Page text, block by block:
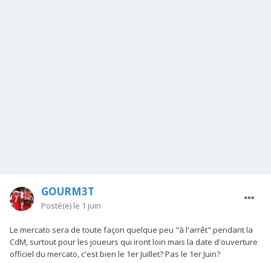
GOURM3T
Posté(e) le 1 juin
Le mercato sera de toute façon quelque peu "à l'arrêt" pendant la
CdM, surtout pour les joueurs qui iront loin mais la date d'ouverture
officiel du mercato, c'est bien le 1er Juillet? Pas le 1er Juin?